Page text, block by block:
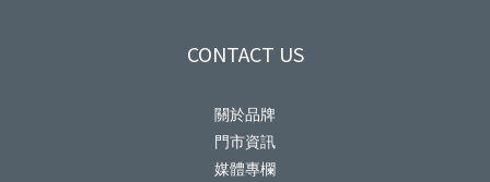
CONTACT US
關於品牌
門市資訊
媒體專欄